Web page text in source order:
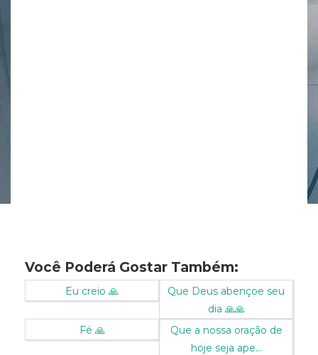
Você Poderá Gostar Também:
Eu creio 🙏
Que Deus abençoe seu
dia 🙏🙏
Fé 🙏
Que a nossa oração de
hoje seja ape...